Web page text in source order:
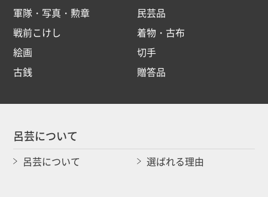
軍隊・写真・勲章
民芸品
戦前こけし
着物・古布
絵画
切手
古銭
贈答品
呂芸について
呂芸について 選ばれる理由